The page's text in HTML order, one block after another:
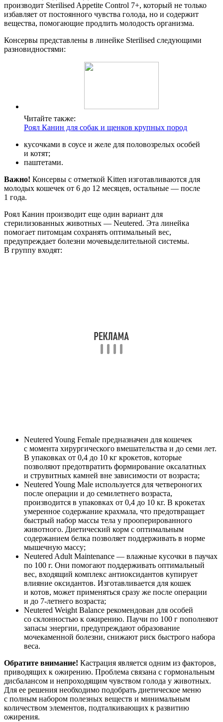
производит Sterilised Appetite Control 7+, который не только
избавляет от постоянного чувства голода, но и содержит
вещества, помогающие продлить молодость организма.
Консервы представлены в линейке Sterilised следующими
разновидностями:
Читайте также:
Роял Канин для собак и щенков крупных пород
кусочками в соусе и желе для половозрелых особей
и котят;
паштетами.
Важно! Консервы с отметкой Kitten изготавливаются для
молодых кошечек от 6 до 12 месяцев, остальные — после
1 года.
Роял Канин производит еще один вариант для
стерилизованных животных — Neutered. Эта линейка
помогает питомцам сохранять оптимальный вес,
предупреждает болезни мочевыделительной системы.
В группу входят:
Neutered Young Female предназначен для кошечек
с момента хирургического вмешательства и до семи лет.
В упаковках от 0,4 до 10 кг крокетов, которые
позволяют предотвратить формирование оксалатных
и струвитных камней вне зависимости от возраста;
Neutered Young Male используется для четвероногих
после операции и до семилетнего возраста,
производится в упаковках от 0,4 до 10 кг. В крокетах
умеренное содержание крахмала, что предотвращает
быстрый набор массы тела у прооперированного
животного. Диетический корм с оптимальным
содержанием белка позволяет поддерживать в норме
мышечную массу;
Neutered Adult Maintenance — влажные кусочки в паучах
по 100 г. Они помогают поддерживать оптимальный
вес, входящий комплекс антиоксидантов купирует
влияние оксидантов. Изготавливается для кошек
и котов, может применяться сразу же после операции
и до 7-летнего возраста;
Neutered Weight Balance рекомендован для особей
со склонностью к ожирению. Паучи по 100 г пополняют
запасы энергии, предупреждают образование
мочекаменной болезни, снижают риск быстрого набора
веса.
Обратите внимание! Кастрация является одним из факторов,
приводящих к ожирению. Проблема связана с гормональным
дисбалансом и непроходящим чувством голода у животных.
Для ее решения необходимо подобрать диетическое меню
с полным набором полезных веществ и минимальным
количеством элементов, подталкивающих к развитию
ожирения.